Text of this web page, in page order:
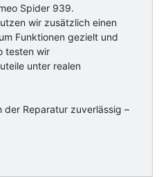
Spider 939.
wir zusätzlich einen
Funktionen gezielt und
testen wir
unter realen
Reparatur zuverlässig –